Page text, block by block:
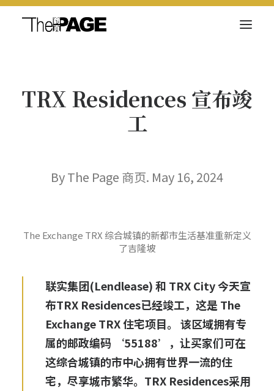
新闻内容
Search
TRX Residences 宣布竣
工
By The Page 商页. May 16, 2024
The Exchange TRX 综合城镇的新都市生活基准重新定义
了吉隆坡
联实集团(Lendlease) 和 TRX City 今天宣
布TRX Residences已经竣工，这是 The
Exchange TRX 住宅项目。 该区域拥有专
属的邮政编码 ‘55188’，让买家们可在
这综合城镇的市中心拥有世界一流的住
宅，尽享城市繁华。TRX Residences采用